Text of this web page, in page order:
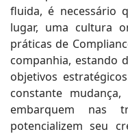
fluida, é necessário
lugar, uma cultura
práticas de
companhia, estando
objetivos
constante
embarquem nas
potencializem seu